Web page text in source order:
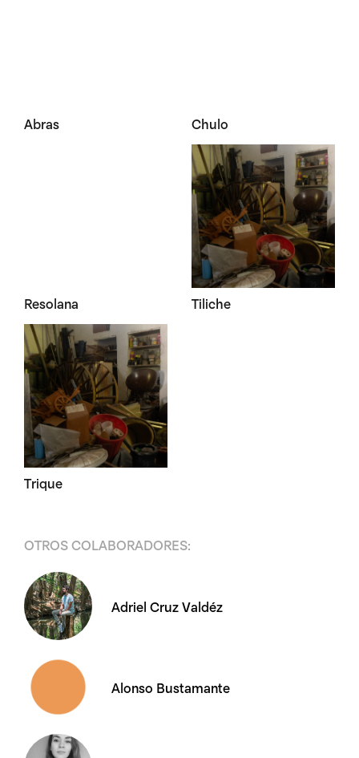
Abras Chulo
Resolana Tiliche
Trique
OTROS COLABORADORES:
Adriel Cruz Valdéz
Alonso Bustamante